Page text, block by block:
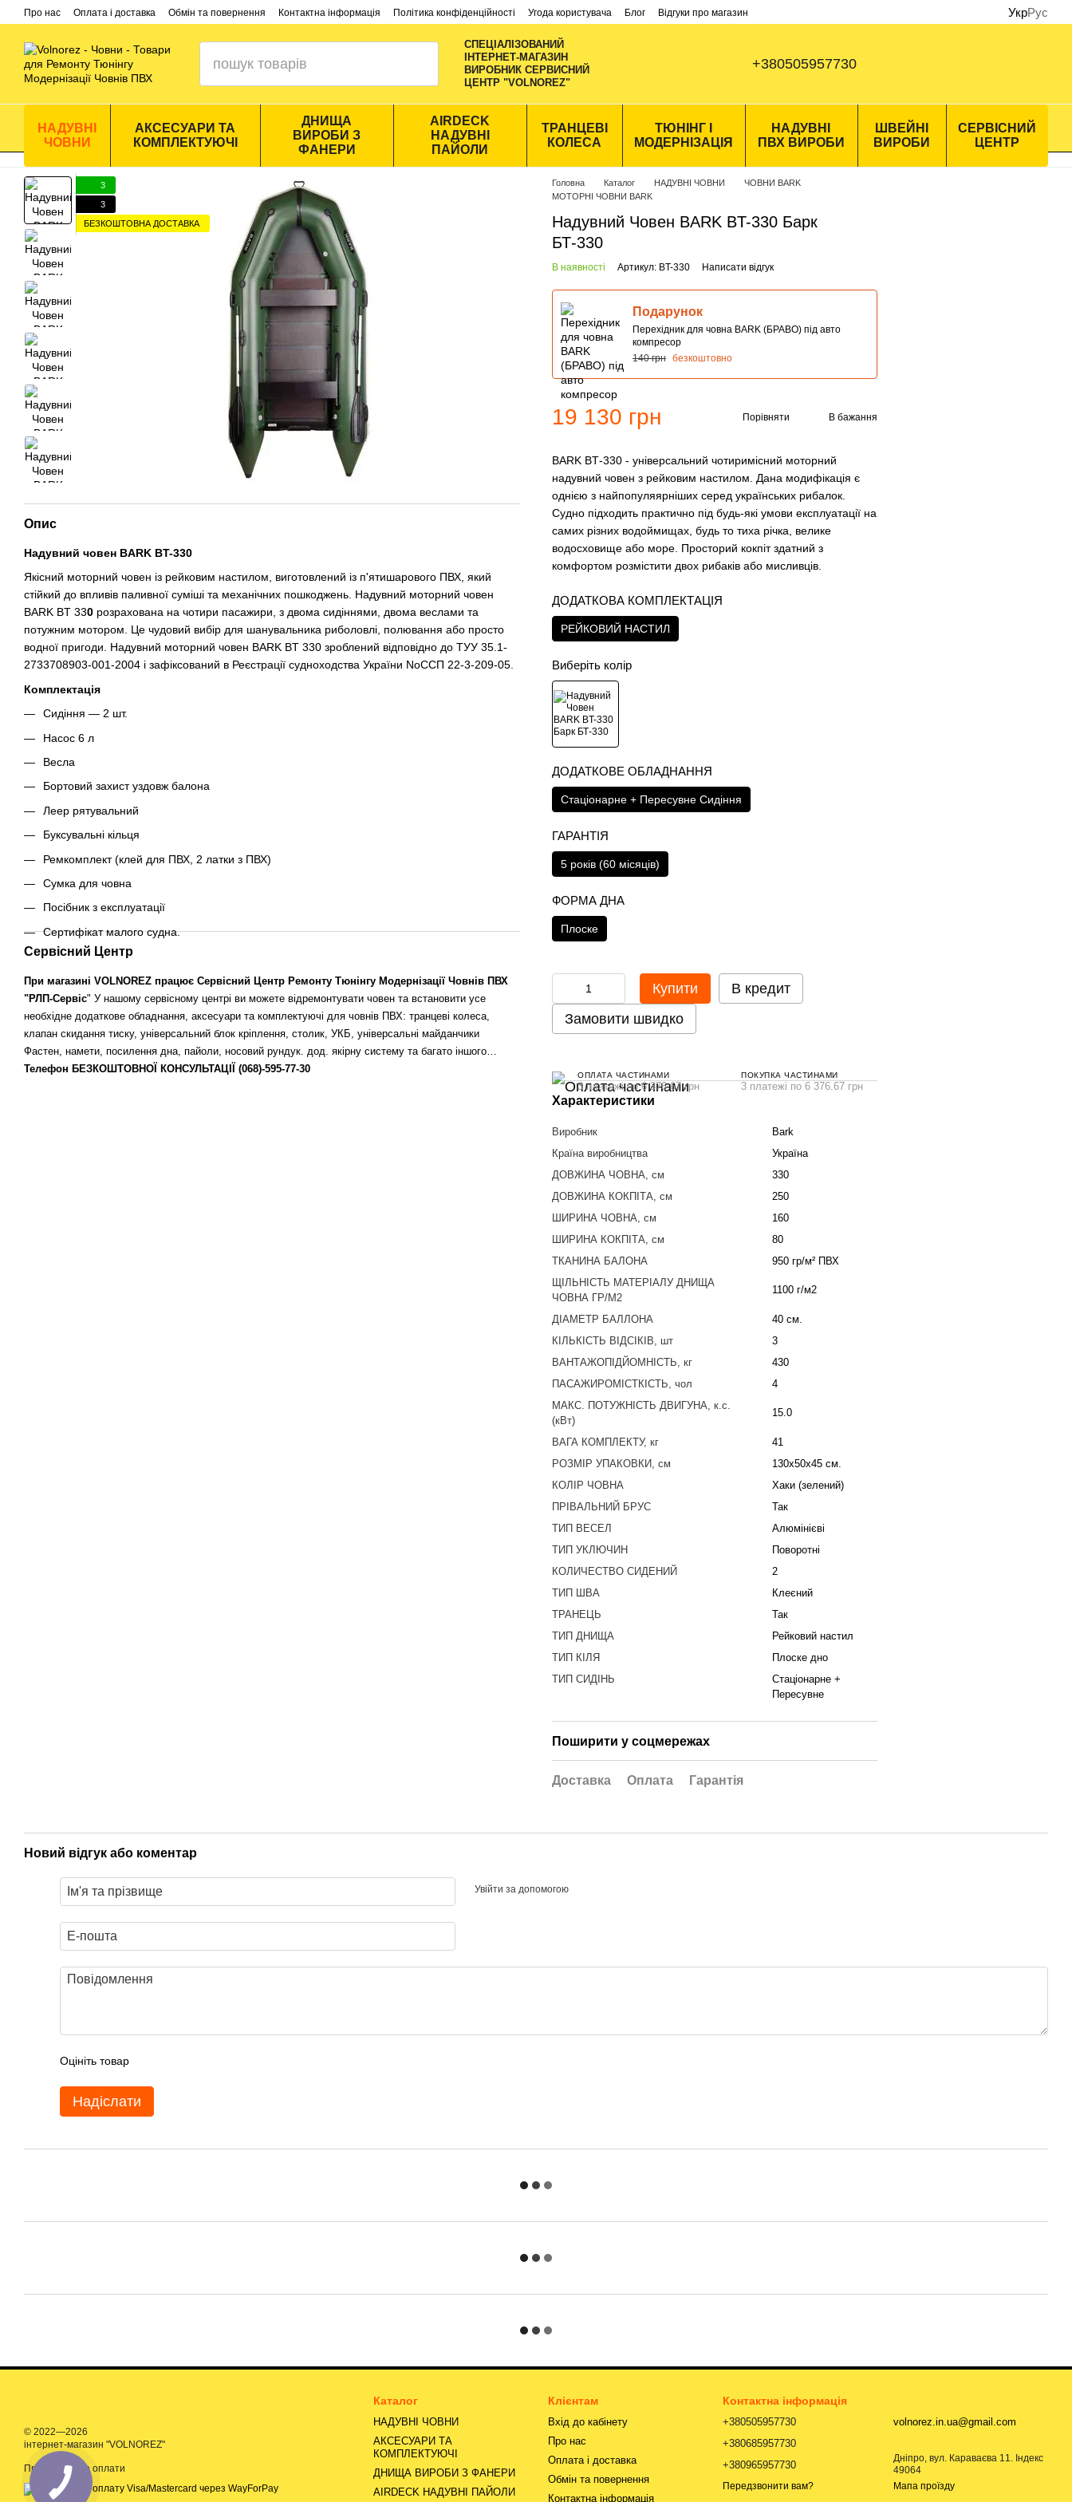
Перейти до основного контенту
Про нас Оплата і доставка Обмін та повернення Контактна інформація Політика конфіденційності Угода користувача Блог Відгуки про магазин УкрРус
СПЕЦІАЛІЗОВАНИЙ
ІНТЕРНЕТ-МАГАЗИН
ВИРОБНИК CЕРВИСНИЙ
ЦЕНТР "VOLNOREZ"
+380505957730
НАДУВНІ
ЧОВНИ
АКСЕСУАРИ ТА
КОМПЛЕКТУЮЧІ
ДНИЩА
ВИРОБИ З
ФАНЕРИ
AIRDECK
НАДУВНІ
ПАЙОЛИ
ТРАНЦЕВІ
КОЛЕСА
ТЮНІНГ І
МОДЕРНІЗАЦІЯ
НАДУВНІ
ПВХ ВИРОБИ
ШВЕЙНІ
ВИРОБИ
СЕРВІСНИЙ
ЦЕНТР
3
3
БЕЗКОШТОВНА ДОСТАВКА
Опис
Надувний човен BARK BT-330
Якісний моторний човен із рейковим настилом, виготовлений із п'ятишарового ПВХ, який
стійкий до впливів паливної суміші та механічних пошкоджень. Надувний моторний човен
BARK BT 330 розрахована на чотири пасажири, з двома сидіннями, двома веслами та
потужним мотором. Це чудовий вибір для шанувальника риболовлі, полювання або просто
водної пригоди. Надувний моторний човен BARK BT 330 зроблений відповідно до ТУУ 35.1-
2733708903-001-2004 і зафіксований в Реєстрації судноходства України NoССП 22-3-209-05.
Комплектація
Сидіння — 2 шт.
Насос 6 л
Весла
Бортовий захист уздовж балона
Леер рятувальний
Буксувальні кільця
Ремкомплект (клей для ПВХ, 2 латки з ПВХ)
Сумка для човна
Посібник з експлуатації
Сертифікат малого судна.
Сервісний Центр
При магазині VOLNOREZ працює Сервісний Центр Ремонту Тюнінгу Модернізації Човнів ПВХ
"РЛП-Сервіс" У нашому сервісному центрі ви можете відремонтувати човен та встановити усе
необхідне додаткове обладнання, аксесуари та комплектуючі для човнів ПВХ: транцеві колеса,
клапан скидання тиску, універсальний блок кріплення, столик, УКБ, універсальні майданчики
Фастен, намети, посилення дна, пайоли, носовий рундук. дод. якірну систему та багато іншого…
Телефон БЕЗКОШТОВНОЇ КОНСУЛЬТАЦІЇ (068)-595-77-30
Головна Каталог НАДУВНІ ЧОВНИ
ЧОВНИ BARK
МОТОРНІ ЧОВНИ BARK
Надувний Човен BARK BT-330 Барк
БТ-330
В наявності Артикул: BT-330 Написати відгук
Подарунок
Перехідник для човна BARK (БРАВО) під авто
компресор
140 грн безкоштовно
19 130 грн Порівняти В бажання
BARK BТ-330 - універсальний чотиримісний моторний
надувний човен з рейковим настилом. Дана модифікація є
однією з найпопуляярніших серед українських рибалок.
Судно підходить практично під будь-які умови експлуатації на
самих різних водоймищах, будь то тиха річка, велике
водосховище або море. Просторий кокпіт здатний з
комфортом розмістити двох рибаків або мисливців.
ДОДАТКОВА КОМПЛЕКТАЦІЯ
РЕЙКОВИЙ НАСТИЛ
Виберіть колір
ДОДАТКОВЕ ОБЛАДНАННЯ
Стаціонарне + Пересувне Cидіння
ГАРАНТІЯ
5 років (60 місяців)
ФОРМА ДНА
Плоске
Купити
В кредит
Замовити швидко
ОПЛАТА ЧАСТИНАМИ
3 платежі по 6 376.67 грн
ПОКУПКА ЧАСТИНАМИ
3 платежі по 6 376.67 грн
Характеристики
Виробник
Bark
Країна виробництва
Україна
ДОВЖИНА ЧОВНА, см
330
ДОВЖИНА КОКПІТА, см
250
ШИРИНА ЧОВНА, см
160
ШИРИНА КОКПІТА, см
80
ТКАНИНА БАЛОНА
950 гр/м² ПВХ
ЩІЛЬНІСТЬ МАТЕРІАЛУ ДНИЩА
ЧОВНА ГР/М2
1100 г/м2
ДІАМЕТР БАЛЛОНА
40 см.
КІЛЬКІСТЬ ВІДСІКІВ, шт
3
ВАНТАЖОПІДЙОМНІСТЬ, кг
430
ПАСАЖИРОМІСТКІСТЬ, чол
4
МАКС. ПОТУЖНІСТЬ ДВИГУНА, к.с.
(кВт)
15.0
ВАГА КОМПЛЕКТУ, кг
41
РОЗМІР УПАКОВКИ, см
130x50x45 см.
КОЛІР ЧОВНА
Хаки (зелений)
ПРІВАЛЬНИЙ БРУС
Так
ТИП ВЕСЕЛ
Алюмінієві
ТИП УКЛЮЧИН
Поворотні
КОЛИЧЕСТВО СИДЕНИЙ
2
ТИП ШВА
Клеєний
ТРАНЕЦЬ
Так
ТИП ДНИЩА
Рейковий настил
ТИП КІЛЯ
Плоске дно
ТИП СИДІНЬ
Стаціонарне +
Пересувне
Поширити у соцмережах
Доставка Оплата Гарантія
Новий відгук або коментар
Увійти за допомогою
Оцініть товар
Надіслати
© 2022—2026
інтернет-магазин "VOLNOREZ"
Приймаємо до оплати
Каталог
НАДУВНІ ЧОВНИ
АКСЕСУАРИ ТА
КОМПЛЕКТУЮЧІ
ДНИЩА ВИРОБИ З ФАНЕРИ
AIRDECK НАДУВНІ ПАЙОЛИ
Клієнтам
Вхід до кабінету
Про нас
Оплата і доставка
Обмін та повернення
Контактна інформація
Контактна інформація
+380505957730
+380685957730
+380965957730
Передзвонити вам?
volnorez.in.ua@gmail.com
Дніпро, вул. Караваєва 11. Індекс
49064
Мапа проїзду